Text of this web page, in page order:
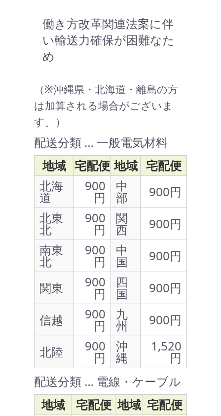
働き方改革関連法案に伴
い輸送力確保が困難なた
め
（※沖縄県・北海道・離島の方
は加算される場合がございま
す。）
配送分類 … 一般電気材料
地域 宅配便 地域 宅配便
北海
道
900
円
中
部
900円
北東
北
900
円
関
西
900円
南東
北
900
円
中
国
900円
関東
900
円
四
国
900円
信越
900
円
九
州
900円
北陸
900
円
沖
縄
1,520
円
配送分類 … 電線・ケーブル
地域
宅配便 地域 宅配便